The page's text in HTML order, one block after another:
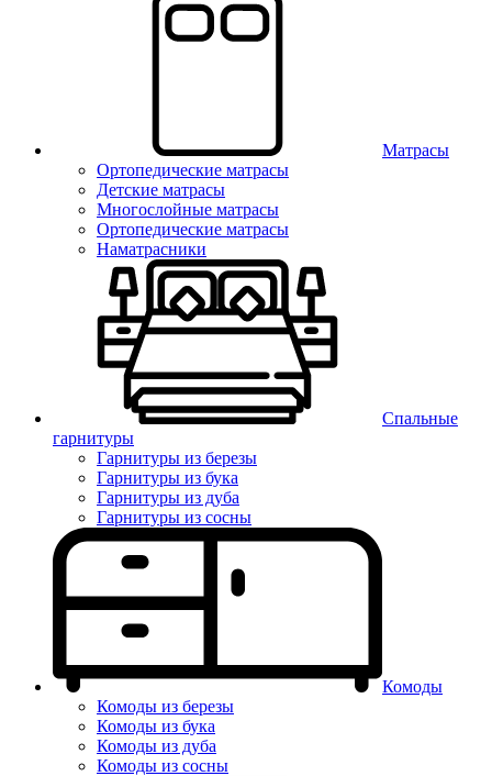
Матрасы
Ортопедические матрасы
Детские матрасы
Многослойные матрасы
Ортопедические матрасы
Наматрасники
Спальные
гарнитуры
Гарнитуры из березы
Гарнитуры из бука
Гарнитуры из дуба
Гарнитуры из сосны
Комоды
Комоды из березы
Комоды из бука
Комоды из дуба
Комоды из сосны